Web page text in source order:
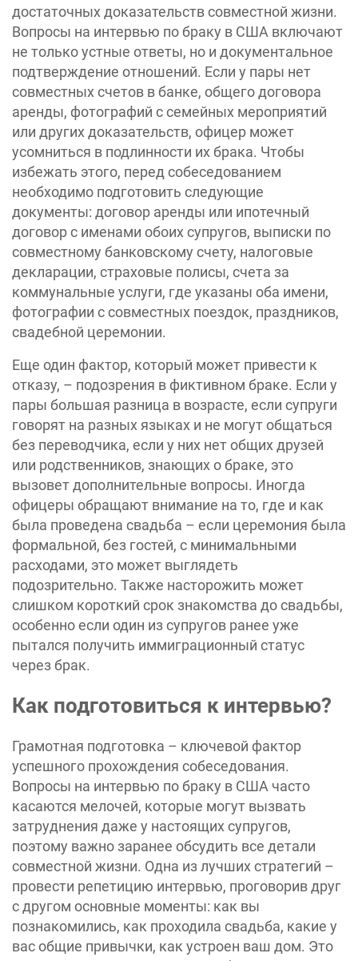
достаточных доказательств совместной жизни.
Вопросы на интервью по браку в США включают
не только устные ответы, но и документальное
подтверждение отношений. Если у пары нет
совместных счетов в банке, общего договора
аренды, фотографий с семейных мероприятий
или других доказательств, офицер может
усомниться в подлинности их брака. Чтобы
избежать этого, перед собеседованием
необходимо подготовить следующие
документы: договор аренды или ипотечный
договор с именами обоих супругов, выписки по
совместному банковскому счету, налоговые
декларации, страховые полисы, счета за
коммунальные услуги, где указаны оба имени,
фотографии с совместных поездок, праздников,
свадебной церемонии.
Еще один фактор, который может привести к
отказу, – подозрения в фиктивном браке. Если у
пары большая разница в возрасте, если супруги
говорят на разных языках и не могут общаться
без переводчика, если у них нет общих друзей
или родственников, знающих о браке, это
вызовет дополнительные вопросы. Иногда
офицеры обращают внимание на то, где и как
была проведена свадьба – если церемония была
формальной, без гостей, с минимальными
расходами, это может выглядеть
подозрительно. Также насторожить может
слишком короткий срок знакомства до свадьбы,
особенно если один из супругов ранее уже
пытался получить иммиграционный статус
через брак.
Как подготовиться к интервью?
Грамотная подготовка – ключевой фактор
успешного прохождения собеседования.
Вопросы на интервью по браку в США часто
касаются мелочей, которые могут вызвать
затруднения даже у настоящих супругов,
поэтому важно заранее обсудить все детали
совместной жизни. Одна из лучших стратегий –
провести репетицию интервью, проговорив друг
с другом основные моменты: как вы
познакомились, как проходила свадьба, какие у
вас общие привычки, как устроен ваш дом. Это